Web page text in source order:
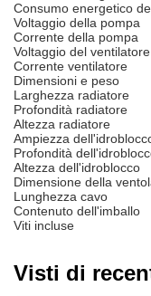
Consumo energetico
Voltaggio della pompa
Corrente della pompa
Voltaggio del ventilatore
Corrente ventilatore
Dimensioni e peso
Larghezza radiatore
Profondità radiatore
Altezza radiatore
Ampiezza
Profondità
Altezza dell'idroblocco
Dimensione della
Lunghezza cavo
Contenuto dell'imballo
Viti incluse
Visti di